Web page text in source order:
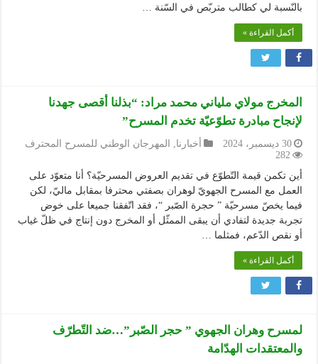
بالنّسبة لي كطالب متربّص في السّنة …
أكمل القراءة »
المخرج مولاي ملياني محمد مراد: “بذلنا أقصى جهدنا
لإنجاح مبادرة تطوّعيّة تخدم المسرح”
30 ديسمبر، 2024 أخبارنا,
المهرجان الوطني للمسرح المحترف
282
أين تكمن قيمة التّطوّع في تقديم العروض المسرحيّة؟ أنا متعوّد على
العمل مع المسرح الجهويّ لوهران بصفتي محترفا بمقابل ماليّ، لكن
فيما يخصّ مسرحيّة ” حجرة الصّبر “، فقد اتّفقنا جميعا على خوض
تجربة جديدة لتفادي أن يبقى الممثّل أو المخرج دون إنتاج في ظلّ غياب
أو نقص الدّعم، فمثلما …
أكمل القراءة »
لمسرح وهران الجهوي ” حجر الصّبر”…ضد التّطرّف
والمعتقدات الهدّامة